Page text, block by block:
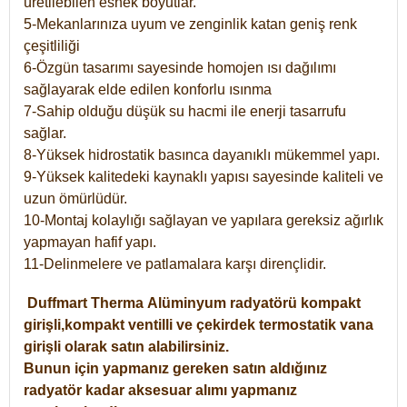
5-Mekanlarınıza uyum ve zenginlik katan geniş renk
çeşitliliği
6-Özgün tasarımı sayesinde homojen ısı dağılımı
sağlayarak elde edilen konforlu ısınma
7-Sahip olduğu düşük su hacmi ile enerji tasarrufu
sağlar.
8-Yüksek hidrostatik basınca dayanıklı mükemmel yapı.
9-Yüksek kalitedeki kaynaklı yapısı sayesinde kaliteli ve
uzun ömürlüdür.
10-Montaj kolaylığı sağlayan ve yapılara gereksiz ağırlık
yapmayan hafif yapı.
11-Delinmelere ve patlamalara karşı dirençlidir.
Duffmart Therma Alüminyum radyatörü kompakt
girişli,kompakt ventilli ve çekirdek termostatik vana
girişli olarak satın alabilirsiniz.
Bunun için yapmanız gereken satın aldığınız
radyatör kadar aksesuar alımı yapmanız